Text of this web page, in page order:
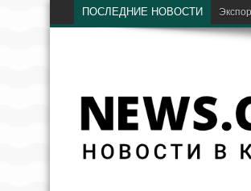
ПОСЛЕДНИЕ НОВОСТИ В